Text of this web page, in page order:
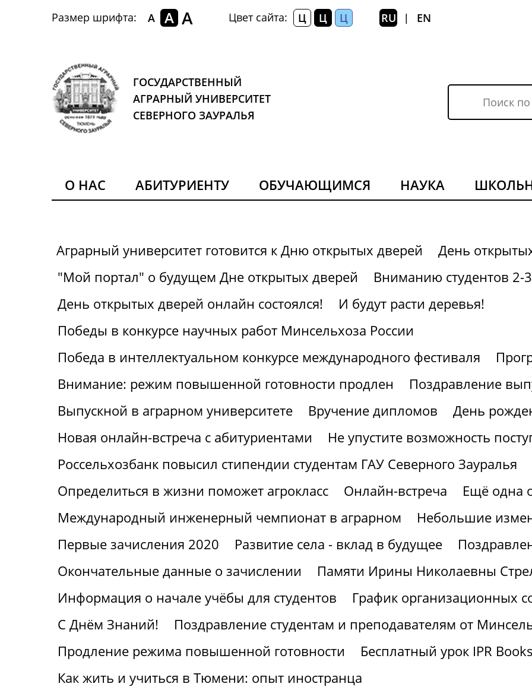
Размер шрифта: A A A Цвет сайта: Ц Ц Ц RU EN
ГОСУДАРСТВЕННЫЙ
АГРАРНЫЙ УНИВЕРСИТЕТ
СЕВЕРНОГО ЗАУРАЛЬЯ
О НАС АБИТУРИЕНТУ ОБУЧАЮЩИМСЯ НАУКА
Аграрный университет готовится к Дню открытых дверей
День
"Мой портал" о будущем Дне открытых дверей
Вниманию студентов 2-
День открытых дверей онлайн состоялся!
И будут расти деревья!
Победы в конкурсе научных работ Минсельхоза России
Победа в интеллектуальном конкурсе международного фестиваля
Внимание: режим повышенной готовности продлен
Поздравление
Выпускной в аграрном университете
Вручение дипломов
День
Новая онлайн-встреча с абитуриентами
Не упустите возможность
Россельхозбанк повысил стипендии студентам ГАУ Северного Зауралья
Определиться в жизни поможет агрокласс
Онлайн-встреча
Ещё одна
Международный инженерный чемпионат в аграрном
Небольшие
Первые зачисления 2020
Развитие села - вклад в будущее
Окончательные данные о зачислении
Памяти Ирины Николаевны
Информация о начале учёбы для студентов
График организационных
С Днём Знаний!
Поздравление студентам и преподавателям от
Продление режима повышенной готовности
Бесплатный урок IPR
Как жить и учиться в Тюмени: опыт иностранца